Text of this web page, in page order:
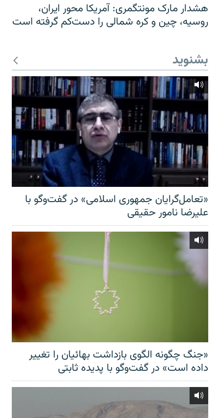
هشدار مارک مونتگمری: آمریکا محور ایران،
روسیه، چین و کره شمالی را دست‌کم گرفته است
بشنوید
«تعامل‌گرایان جمهوری اسلامی» در گفت‌وگو با
علیرضا نامور حقیقی
«جنگ چگونه الگوی بازداشت بهائیان را تغییر
داده است» در گفت‌وگو با پدیده ثابتی